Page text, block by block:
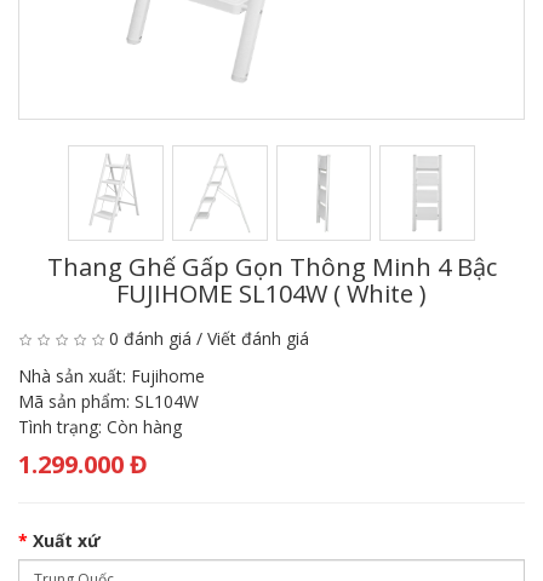
Thang Ghế Gấp Gọn Thông Minh 4 Bậc
FUJIHOME SL104W ( White )
0 đánh giá / Viết đánh giá
Nhà sản xuất: Fujihome
Mã sản phẩm: SL104W
Tình trạng: Còn hàng
1.299.000 Đ
Xuất xứ